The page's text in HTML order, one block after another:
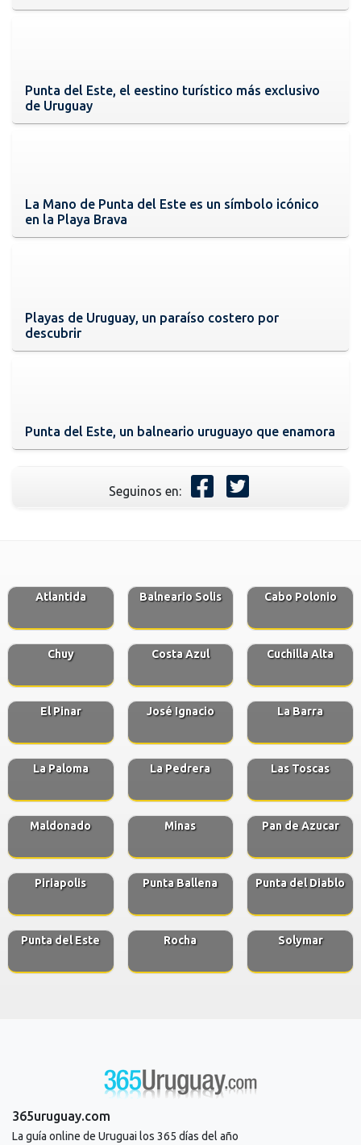
Punta del Este, el eestino turístico más exclusivo
de Uruguay
La Mano de Punta del Este es un símbolo icónico
en la Playa Brava
Playas de Uruguay, un paraíso costero por
descubrir
Punta del Este, un balneario uruguayo que enamora
Seguinos en:
Atlantida Balneario Solis Cabo Polonio
Chuy Costa Azul Cuchilla Alta
El Pinar José Ignacio La Barra
La Paloma La Pedrera Las Toscas
Maldonado Minas Pan de Azucar
Piriapolis Punta Ballena Punta del Diablo
Punta del Este Rocha Solymar
365uruguay.com
La guía online de Uruguai los 365 días del año